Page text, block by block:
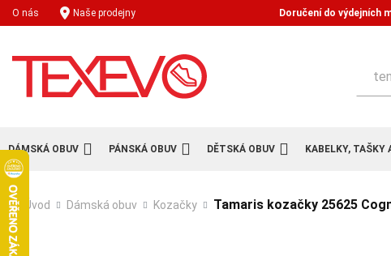
O nás Naše prodejny Doručení do výdejních
DÁMSKÁ OBUV PÁNSKÁ OBUV DĚTSKÁ OBUV KABELKY, TAŠKY
Úvod Dámská obuv Kozačky Tamaris kozačky 25625